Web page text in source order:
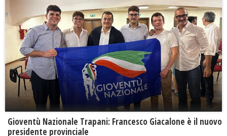
Gioventù Nazionale Trapani: Francesco Giacalone è il nuovo
presidente provinciale